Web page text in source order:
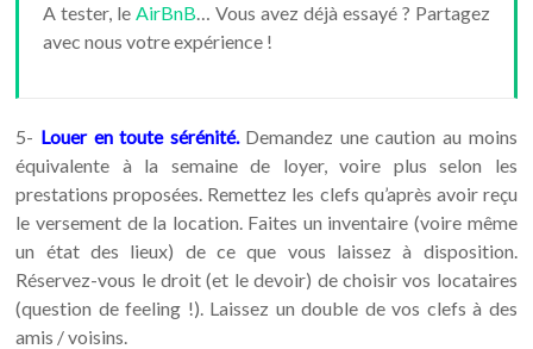
A tester, leAirBnB… Vous avez déjà essayé ? Partagez
avec nous votre expérience !
5- Louer en toute sérénité.Demandez une caution au moins
équivalente à la semaine de loyer, voire plus selon les
prestations proposées. Remettez les clefs qu’après avoir reçu
le versement de la location. Faites un inventaire (voire même
un état des lieux) de ce que vous laissez à disposition.
Réservez-vous le droit (et le devoir) de choisir vos locataires
(question de feeling !). Laissez un double de vos clefs à des
amis / voisins.